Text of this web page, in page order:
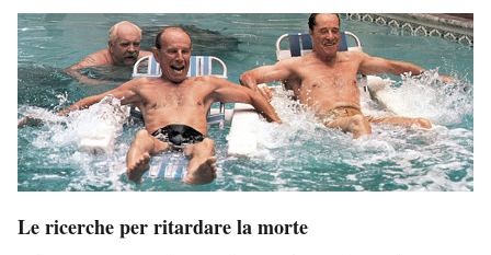
Le ricerche per ritardare la morte